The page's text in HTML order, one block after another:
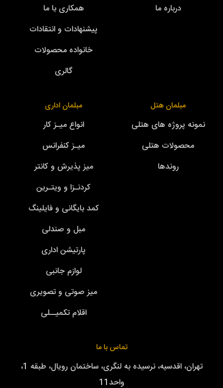
درباره ما
همکاری با ما
پیشنهادات و انتقادات
خانواده محصولات
گالری
مبلمان هتل
نمونه پروژه های هتلی
محصولات هتلی
روندها
مبلمان اداری
انواع میـز کار
میـز کنفرانس
میز پذیرش و کانتر
کردنـزا و ویتـرین
کمد بایگانی و فایلینگ
مبل و صندلی
پارتیشن اداری
لوازم جانبی
میز صوتی و تصویری
اقلام تکمیــلی
تماس با ما
تهران، اقدسیه، نرسیده به لنگری، ساختمان رویال، طبقه 1،
واحد11